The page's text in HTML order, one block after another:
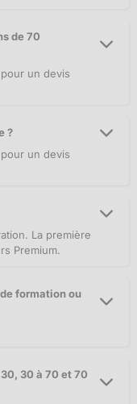
de 70
pour un devis
?
pour un devis
La première
Premium.
formation ou
30 à 70 et 70